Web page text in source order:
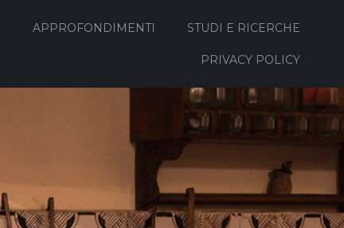
APPROFONDIMENTI STUDI E RICERCHE
PRIVACY POLICY